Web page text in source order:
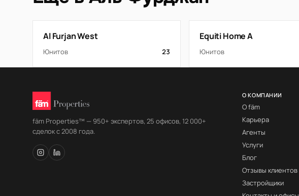
Al Furjan West
Юнитов 23
Equiti Home A
Юнитов
fäm Properties™ — 950+ экспертов, 25 офисов, 12 000+
сделок с 2008 года.
О КОМПАНИИ
О fäm
Карьера
Агенты
Услуги
Блог
Отзывы клиентов
Застройщики